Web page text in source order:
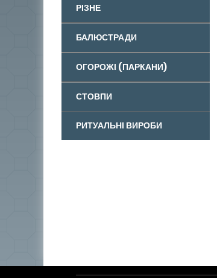
РІЗНЕ
БАЛЮСТРАДИ
ОГОРОЖІ (ПАРКАНИ)
СТОВПИ
РИТУАЛЬНІ ВИРОБИ